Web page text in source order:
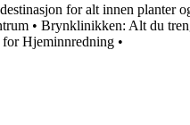
for alt innen planter
• Brynklinikken: Alt du
Hjeminnredning •